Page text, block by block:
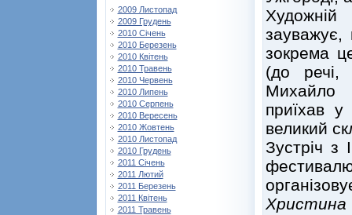
2009 Листопад
2009 Грудень
2010 Січень
2010 Березень
2010 Квітень
2010 Травень
2010 Червень
2010 Липень
2010 Серпень
2010 Вересень
2010 Жовтень
2010 Листопад
2010 Грудень
2011 Січень
2011 Лютий
2011 Березень
2011 Квітень
2011 Травень
зауважує,
зокрема
(до речі,
Михайло
приїхав
великий
Зустріч з